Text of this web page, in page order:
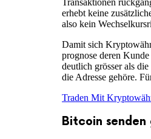
Transaktionen
erhebt keine
also kein
Damit sich
prognose deren
deutlich grösser als
die Adresse gehöre.
Traden Mit
Bitcoin senden